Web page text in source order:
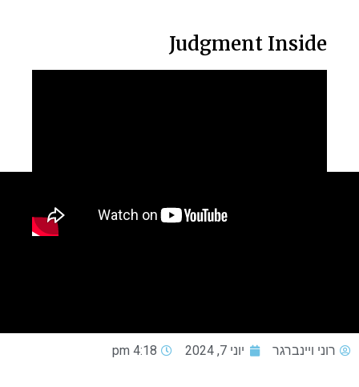
Judgment Inside
רוני ויינברגר יוני 7, 2024 4:18 pm